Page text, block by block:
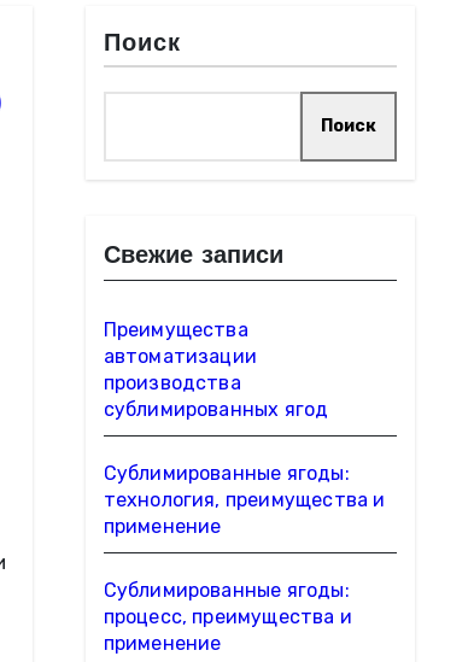
Поиск
Поиск
Свежие записи
Преимущества
автоматизации
производства
сублимированных ягод
Сублимированные ягоды:
технология, преимущества и
применение
Сублимированные ягоды:
процесс, преимущества и
применение